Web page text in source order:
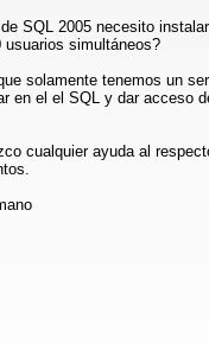
SQL 2005 necesito
simultáneos?
solamente tenemos un
en el el SQL y dar acceso
cualquier ayuda al